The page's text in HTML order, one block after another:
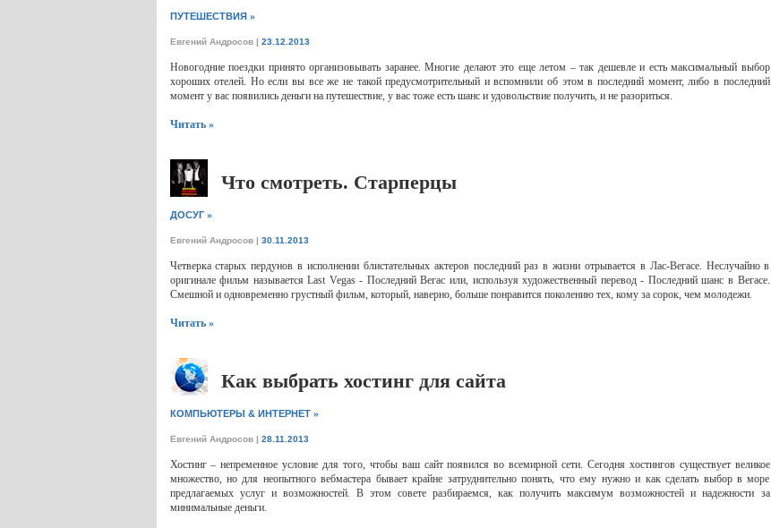
ПУТЕШЕСТВИЯ»
Евгений Андросов| 23.12.2013
Новогодние поездки принято организовывать заранее. Многие делают это еще летом – так дешевле и есть максимальный выбор
хороших отелей. Но если вы все же не такой предусмотрительный и вспомнили об этом в последний момент, либо в последний
момент у вас появились деньги на путешествие, у вас тоже есть шанс и удовольствие получить, и не разориться.
Читать »
Что смотреть. Старперцы
ДОСУГ»
Евгений Андросов| 30.11.2013
Четверка старых пердунов в исполнении блистательных актеров последний раз в жизни отрывается в Лас-Вегасе. Неслучайно в
оригинале фильм называется Last Vegas - Последний Вегас или, используя художественный перевод - Последний шанс в Вегасе.
Смешной и одновременно грустный фильм, который, наверно, больше понравится поколению тех, кому за сорок, чем молодежи.
Читать »
Как выбрать хостинг для сайта
КОМПЬЮТЕРЫ & ИНТЕРНЕТ»
Евгений Андросов| 28.11.2013
Хостинг – непременное условие для того, чтобы ваш сайт появился во всемирной сети. Сегодня хостингов существует великое
множество, но для неопытного вебмастера бывает крайне затруднительно понять, что ему нужно и как сделать выбор в море
предлагаемых услуг и возможностей. В этом совете разбираемся, как получить максимум возможностей и надежности за
минимальные деньги.